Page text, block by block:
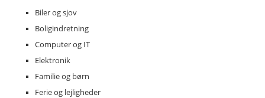
Biler og sjov
Boligindretning
Computer og IT
Elektronik
Familie og børn
Ferie og lejligheder